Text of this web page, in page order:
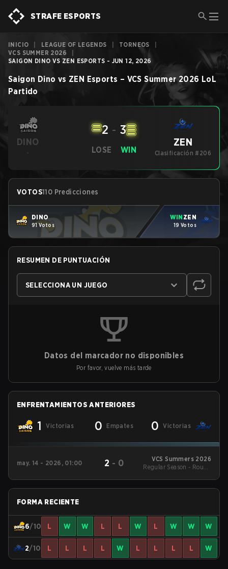
STRAFE ESPORTS
INICIO LEAGUE OF LEGENDS TORNEOS
VCS SUMMER 2026
SAIGON DINO VS ZEN ESPORTS - JUN 12, 2026
Saigon Dino vs ZEN Esports – VCS Summer 2026 LoL
Partido
DINO
- LOSE
2 - 3
WIN
ZEN
Clasificación #206
VOTOS110 Predicciones
DINO
91 Votos
WIN ZEN
19 Votos
RESUMEN DE PUNTUACIÓN
SELECCIONA UN JUEGO
Datos del marcador no disponibles
Por favor, vuelve más tarde
ENFRENTAMIENTOS ANTERIORES
1 Victorias 0 Empates 0 Victorias
may. 14 - 2026, 01:00 2 - 0
VCS Summers 2026
Regular Season - Round
FORMA RECIENTE
6/10 L W W L L W L W W W
2/10 L L L L W L L L L W